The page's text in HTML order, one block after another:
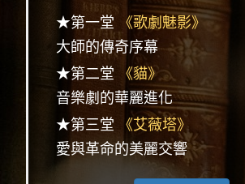
★第一堂
《歌劇魅影》
大師的傳奇序幕
★第二堂
《貓》
音樂劇的華麗進化
★第三堂
《艾薇塔》
愛與革命的美麗交響